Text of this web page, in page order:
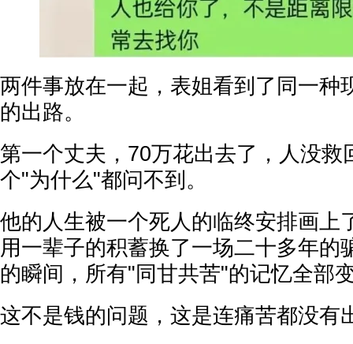
两件事放在一起，表姐看到了同一种
的出路。
第一个丈夫，70万花出去了，人没救
个"为什么"都问不到。
他的人生被一个死人的临终安排画上
用一辈子的积蓄换了一场二十多年的
的瞬间，所有"同甘共苦"的记忆全部
这不是钱的问题，这是连痛苦都没有